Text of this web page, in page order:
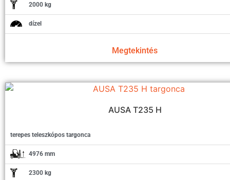
2000 kg
dízel
Megtekintés
AUSA T235 H
terepes teleszkópos targonca
4976 mm
2300 kg